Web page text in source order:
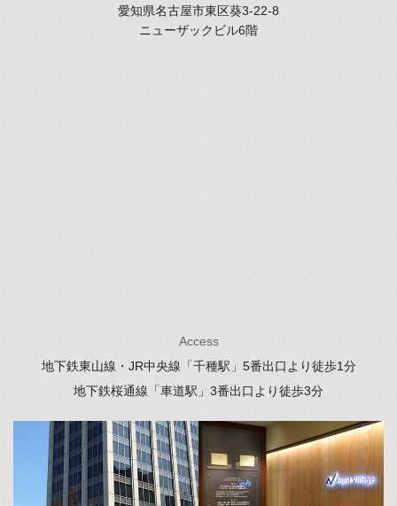
愛知県名古屋市東区葵3-22-8
ニューザックビル6階
Access
地下鉄東山線・JR中央線「千種駅」 5番出口より徒歩1分
地下鉄桜通線「車道駅」 3番出口より徒歩3分